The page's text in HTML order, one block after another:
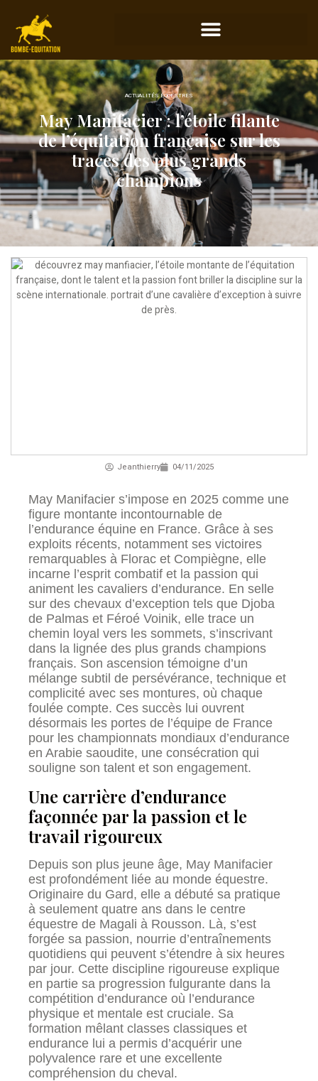
ACTUALITÉS ÉQUESTRES
May Manifacier : l’étoile filante
de l’équitation française sur les
traces des plus grands
champions
Jeanthierry 04/11/2025
May Manifacier s’impose en 2025 comme une
figure montante incontournable de
l’endurance équine en France. Grâce à ses
exploits récents, notamment ses victoires
remarquables à Florac et Compiègne, elle
incarne l’esprit combatif et la passion qui
animent les cavaliers d’endurance. En selle
sur des chevaux d’exception tels que Djoba
de Palmas et Féroé Voinik, elle trace un
chemin loyal vers les sommets, s’inscrivant
dans la lignée des plus grands champions
français. Son ascension témoigne d’un
mélange subtil de persévérance, technique et
complicité avec ses montures, où chaque
foulée compte. Ces succès lui ouvrent
désormais les portes de l’équipe de France
pour les championnats mondiaux d’endurance
en Arabie saoudite, une consécration qui
souligne son talent et son engagement.
Une carrière d’endurance
façonnée par la passion et le
travail rigoureux
Depuis son plus jeune âge, May Manifacier
est profondément liée au monde équestre.
Originaire du Gard, elle a débuté sa pratique
à seulement quatre ans dans le centre
équestre de Magali à Rousson. Là, s’est
forgée sa passion, nourrie d’entraînements
quotidiens qui peuvent s’étendre à six heures
par jour. Cette discipline rigoureuse explique
en partie sa progression fulgurante dans la
compétition d’endurance où l’endurance
physique et mentale est cruciale. Sa
formation mêlant classes classiques et
endurance lui a permis d’acquérir une
polyvalence rare et une excellente
compréhension du cheval.